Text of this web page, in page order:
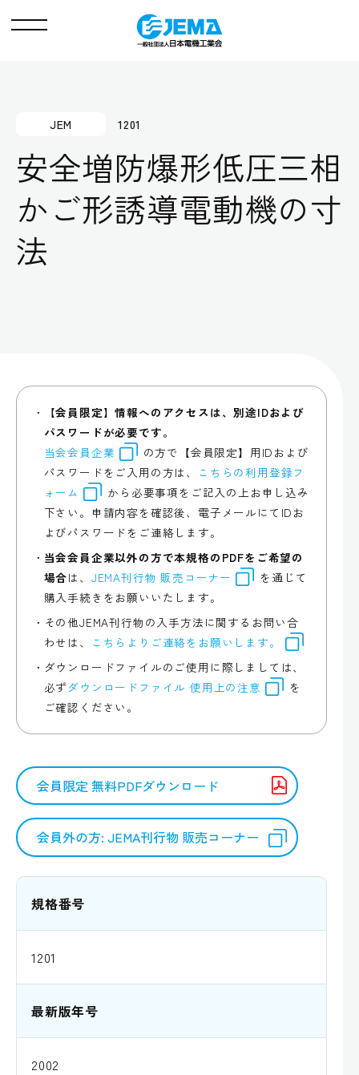
メ
JEM 1201
安全増防爆形低圧三相
かご形誘導電動機の寸
法
【会員限定】情報へのアクセスは、別途IDおよび
パスワードが必要です。
当会会員企業
の方で【会員限定】用IDおよび
パスワードをご入用の方は、 こちらの利用登録フ
ォーム
から必要事項をご記入の上お申し込み
下さい。申請内容を確認後、電子メールにてIDお
よびパスワードをご連絡します。
当会会員企業以外の方で本規格のPDFをご希望の
場合は、 JEMA刊行物 販売コーナー
を通じて
購入手続きをお願いいたします。
その他JEMA刊行物の入手方法に関するお問い合
わせは、
こちらよりご連絡をお願いします。
ダウンロードファイルのご使用に際しましては、
必ず ダウンロードファイル 使用上の注意
を
ご確認ください。
会員限定 無料PDFダウンロード
会員外の方: JEMA刊行物 販売コーナー
規格番号
1201
最新版年号
2002